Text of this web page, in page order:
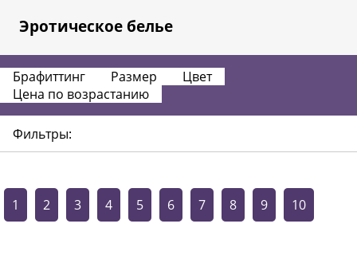
Эротическое белье
Брафиттинг Размер
Цвет
Цена по возрастанию
Фильтры:
1 2 3 4 5 6 7 8 9 10